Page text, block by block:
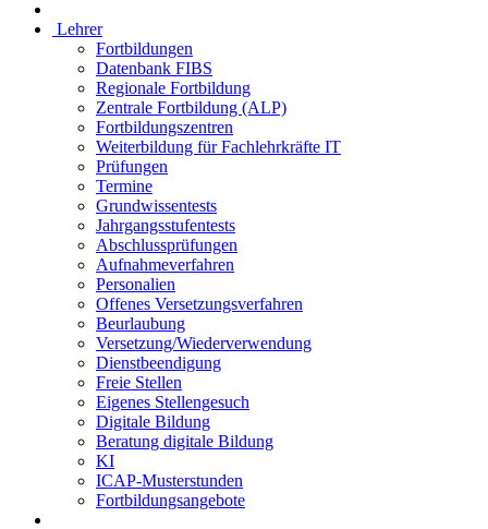
Lehrer
Fortbildungen
Datenbank FIBS
Regionale Fortbildung
Zentrale Fortbildung (ALP)
Fortbildungszentren
Weiterbildung für Fachlehrkräfte IT
Prüfungen
Termine
Grundwissentests
Jahrgangsstufentests
Abschlussprüfungen
Aufnahmeverfahren
Personalien
Offenes Versetzungsverfahren
Beurlaubung
Versetzung/Wiederverwendung
Dienstbeendigung
Freie Stellen
Eigenes Stellengesuch
Digitale Bildung
Beratung digitale Bildung
KI
ICAP-Musterstunden
Fortbildungsangebote